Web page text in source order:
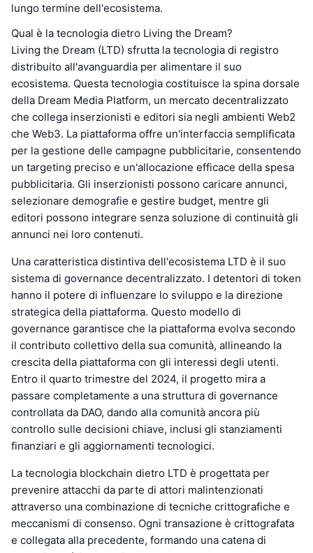
lungo termine dell'ecosistema.
Qual è la tecnologia dietro Living the Dream?
Living the Dream (LTD) sfrutta la tecnologia di registro
distribuito all'avanguardia per alimentare il suo
ecosistema. Questa tecnologia costituisce la spina dorsale
della Dream Media Platform, un mercato decentralizzato
che collega inserzionisti e editori sia negli ambienti Web2
che Web3. La piattaforma offre un'interfaccia semplificata
per la gestione delle campagne pubblicitarie, consentendo
un targeting preciso e un'allocazione efficace della spesa
pubblicitaria. Gli inserzionisti possono caricare annunci,
selezionare demografie e gestire budget, mentre gli
editori possono integrare senza soluzione di continuità gli
annunci nei loro contenuti.
Una caratteristica distintiva dell'ecosistema LTD è il suo
sistema di governance decentralizzato. I detentori di token
hanno il potere di influenzare lo sviluppo e la direzione
strategica della piattaforma. Questo modello di
governance garantisce che la piattaforma evolva secondo
il contributo collettivo della sua comunità, allineando la
crescita della piattaforma con gli interessi degli utenti.
Entro il quarto trimestre del 2024, il progetto mira a
passare completamente a una struttura di governance
controllata da DAO, dando alla comunità ancora più
controllo sulle decisioni chiave, inclusi gli stanziamenti
finanziari e gli aggiornamenti tecnologici.
La tecnologia blockchain dietro LTD è progettata per
prevenire attacchi da parte di attori malintenzionati
attraverso una combinazione di tecniche crittografiche e
meccanismi di consenso. Ogni transazione è crittografata
e collegata alla precedente, formando una catena di